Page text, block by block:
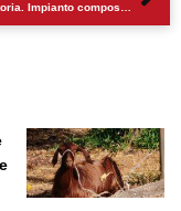
Scuderi, Vittoria. Impianto compostaggio e gli attacchi di Aiello